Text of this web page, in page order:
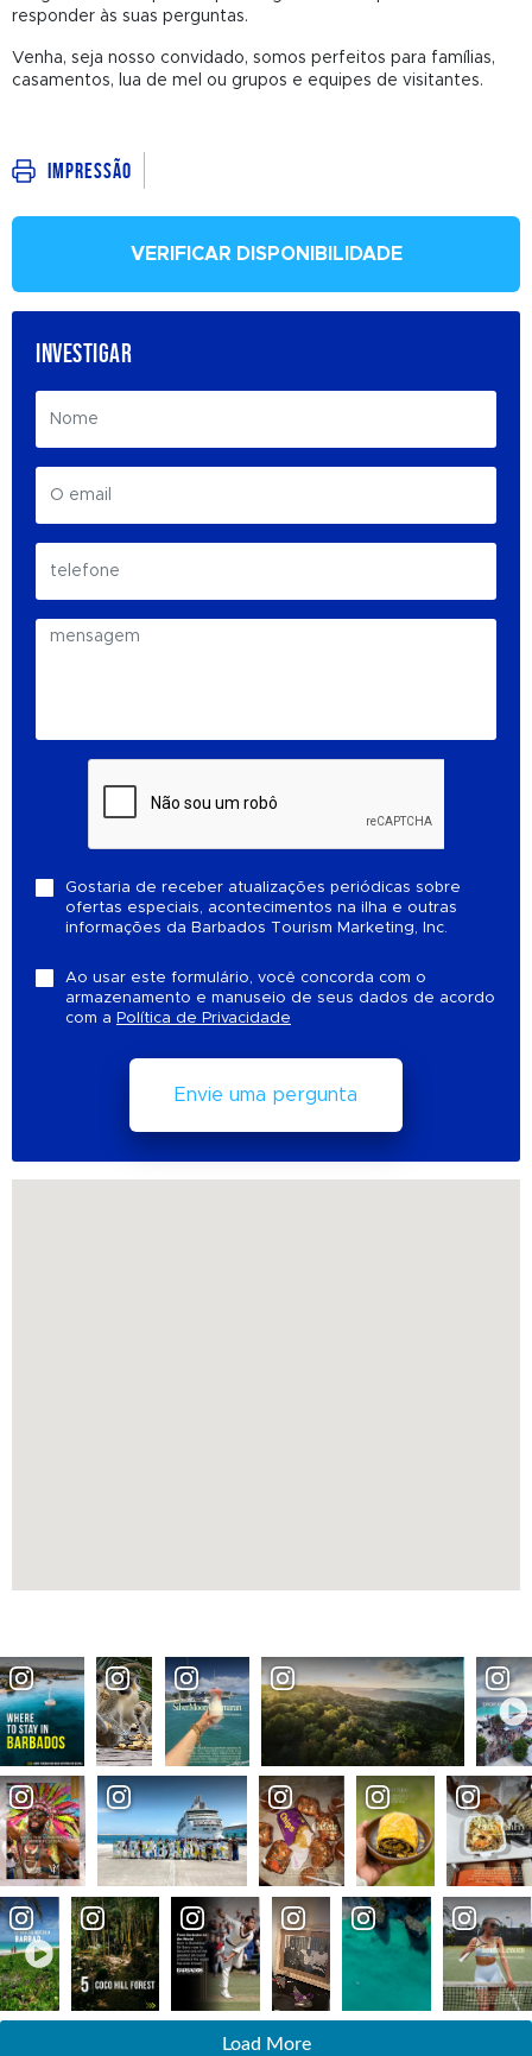
responder às suas perguntas.
Venha, seja nosso convidado, somos perfeitos para famílias,
casamentos, lua de mel ou grupos e equipes de visitantes.
Impressão
VERIFICAR DISPONIBILIDADE
INVESTIGAR
Gostaria de receber atualizações periódicas sobre
ofertas especiais, acontecimentos na ilha e outras
informações da Barbados Tourism Marketing, Inc.
Ao usar este formulário, você concorda com o
armazenamento e manuseio de seus dados de acordo
com a Política de Privacidade
Load More